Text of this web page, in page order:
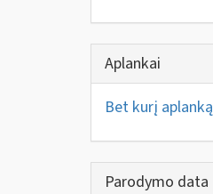
Aplankai
Bet kurį aplanką
Parodymo data